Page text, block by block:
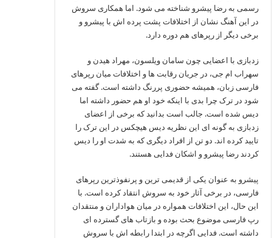
رسمی به رضا پیشرو شناخته می‌ شود. اما همکاری سروش
در این آهنگ نشان از اختلافات پشت پرده‌ اش با پیشرو و
برخی دیگر از رپرهای هم‌ دوره دارد.
زدبازی با اعضایی چون سامان ویلسون، مهراد هیدن و
سهراب ام‌ جی، در جریان رقابت‌ ها و اختلافات میان رپرهای
فارسی زبان، همیشه حضوری پررنگ داشته است. گفته می
شود در ترک چرا بدی با اینکه خود او هم حضور داشته اما
دیس شده است. جالب است بدانید که برخی از اعضای
زدبازی به گونه ای این نظریه دیس هیچکس در این ترک را
تایید کرده اند. دو تن از افراد دیگری که به شدت او را دیس
کردند رضا پیشرو و اشکان فدایی هستند.
پیشرو به عنوان یکی از قدیمی‌ ترین و پرنفوذترین رپرهای
فارسی، در برخی آثار خود به سروش انتقاد کرده است. با
این حال، این اختلافات همواره در میان هواداران و منتقدان
رپ فارسی موضوع بحث بوده و بازتاب‌ های گسترده‌ ای
داشته است. فدایی اگرچه در ابتدا رابطه‌ اش با سروش